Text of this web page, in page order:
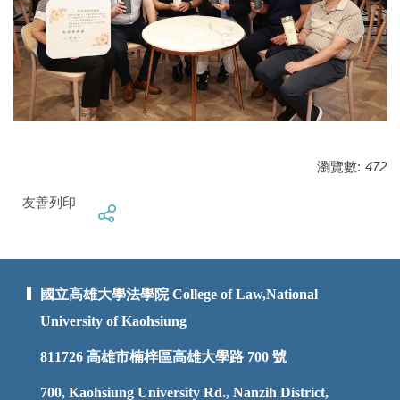
瀏覽數: 472
友善列印
國立高雄大學法學院 College of Law,National
University of Kaohsiung
811726 高雄市楠梓區高雄大學路 700 號
700, Kaohsiung University Rd., Nanzih District,